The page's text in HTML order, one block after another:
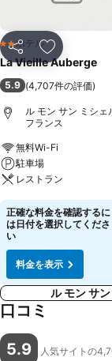
シェア お気に入
2 ホテルのランク
ホテル
La Vieille Auberge
5.9 (4,707件の評価)
ル モン サン ミシェ
フランス
無料Wi-Fi
駐車場
レストラン
料金を表示
正確な料金を確認するに
は日付を選択してくださ
い
料金を表示
ル モン サ
口コミ
5.9 人気サイトの